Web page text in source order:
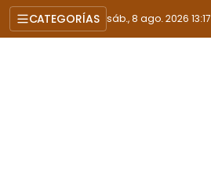
CATEGORÍAS sáb., 8 ago. 2026 13:17